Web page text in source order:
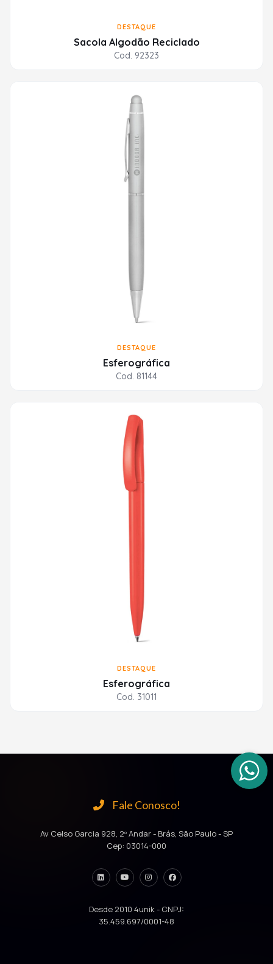
DESTAQUE
Sacola Algodão Reciclado
Cod. 92323
DESTAQUE
Esferográfica
Cod. 81144
DESTAQUE
Esferográfica
Cod. 31011
Fale Conosco!
Av Celso Garcia 928, 2º Andar - Brás, São Paulo - SP
Cep: 03014-000
Desde 2010 4unik - CNPJ:
35.459.697/0001-48